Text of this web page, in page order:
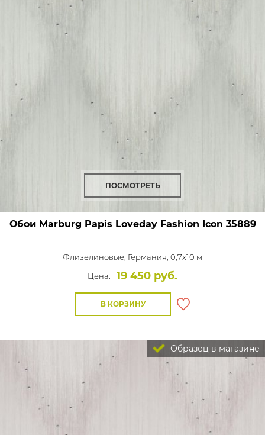
ПОСМОТРЕТЬ
Обои Marburg Papis Loveday Fashion Icon 35889
Флизелиновые, Германия, 0,7x10 м
Цена:
19 450 руб.
В КОРЗИНУ
Образец в магазине